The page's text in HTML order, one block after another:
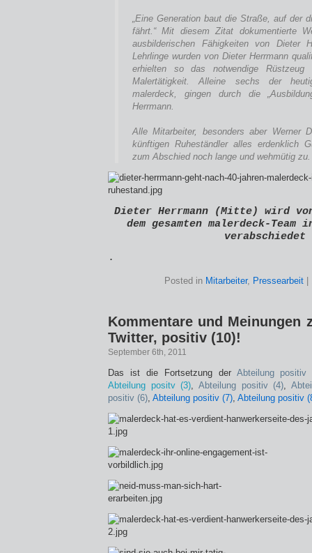
„Eine Generation baut die Straße, auf der
fährt.“ Mit diesem Zitat dokumentierte
ausbilderischen Fähigkeiten von Dieter
Lehrlinge wurden von Dieter Herrmann
erhielten so das notwendige Rüstzeug
Malertätigkeit. Alleine sechs der
malerdeck, gingen durch die
Herrmann.
Alle Mitarbeiter, besonders aber Werner
künftigen Ruheständler alles erdenklich
zum Abschied noch lange und wehmütig zu.
Dieter Herrmann (Mitte) wird von
dem gesamten malerdeck-Team
verabschiedet
.
Posted in Mitarbeiter, Pressearbeit|
Kommentare und Meinungen
Twitter, positiv (10)!
September 6th, 2011
Das ist die Fortsetzung der Abteilung positiv
Abteilung positv (3),Abteilung positiv (4),
positiv (6), Abteilung positiv (7), Abteilung positiv